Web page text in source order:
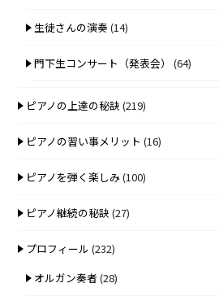
生徒さんの演奏(14)
門下生コンサート（発表会） (64)
ピアノの上達の秘訣 (219)
ピアノの習い事メリット (16)
ピアノを弾く楽しみ(100)
ピアノ継続の秘訣 (27)
プロフィール (232)
オルガン奏者 (28)